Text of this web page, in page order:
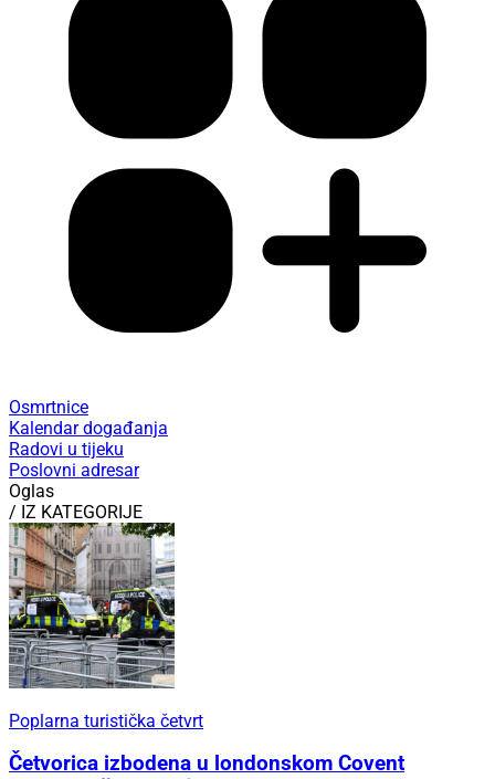
Osmrtnice
Kalendar događanja
Radovi u tijeku
Poslovni adresar
Oglas
/ IZ KATEGORIJE
Poplarna turistička četvrt
Četvorica izbodena u londonskom Covent